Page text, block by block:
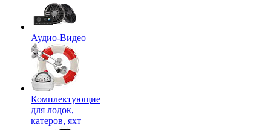
Аудио-Видео
Комплектующие
для лодок,
катеров, яхт